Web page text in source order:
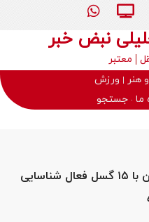
نبض خبر
معتبر
هنر
ورزش
ما جستجو
ثبت زلزله ۴.۵ ریشتری در گیلان با ۱۵ گسل فعال شناسایی